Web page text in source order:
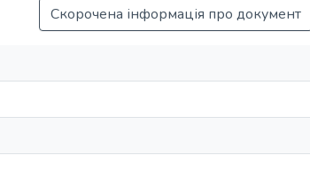
Скорочена інформація про документ